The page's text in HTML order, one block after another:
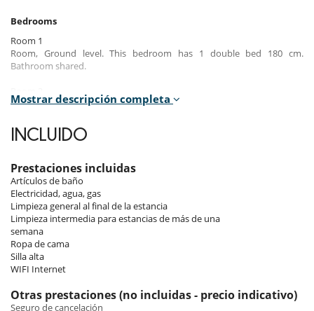
Bedrooms
Room 1
Room, Ground level. This bedroom has 1 double bed 180 cm.
Bathroom shared.
Room, Ground level. This bedroom has 1 double bed 180 cm.
Room 3
Bathroom shared.
Indoors
The house decoration is made essentially of natural materials such as,
fabrics and bed linen in organic washed linen, natural solid wood and
wool rugs, following the traditional and rustic characteristics of the
building and of the village.
Outdoors
Mostrar descripción completa
INCLUIDO
Prestaciones incluidas
Artículos de baño
Electricidad, agua, gas
Limpieza general al final de la estancia
Limpieza intermedia para estancias de más de una
semana
Ropa de cama
Silla alta
WIFI Internet
Otras prestaciones (no incluidas - precio indicativo)
Seguro de cancelación